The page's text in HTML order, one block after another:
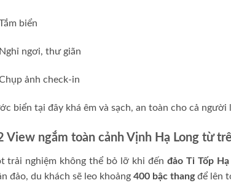
biển
Nghỉ ngơi, thư giãn
ảnh check-in
biển tại đây khá êm và sạch, an toàn cho cả người
View ngắm toàn cảnh Vịnh Hạ Long từ
trải nghiệm không thể bỏ lỡ khi đến đảo Ti Tốp Hạ
đảo, du khách sẽ leo khoảng 400 bậc thangđể lên